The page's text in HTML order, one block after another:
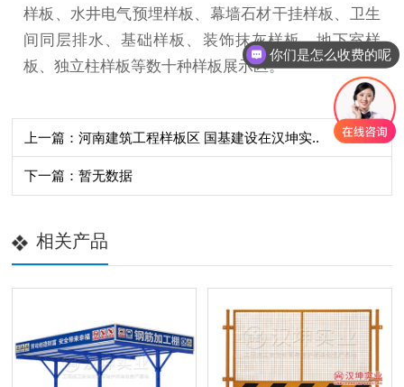
样板、水井电气预埋样板、幕墙石材干挂样板、卫生
间同层排水、基础样板、装饰抹灰样板、地下室样
板、独立柱样板等数十种样板展示区。
上一篇：河南建筑工程样板区 国基建设在汉坤实..
下一篇：暂无数据
相关产品
你们是怎么收费的呢